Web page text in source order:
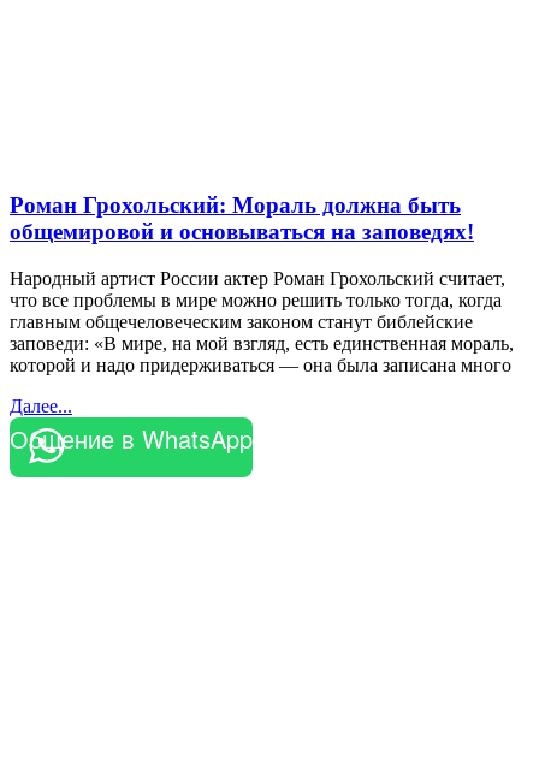
Роман Грохольский: Мораль должна быть
общемировой и основываться на заповедях!
Народный артист России актер Роман Грохольский считает,
что все проблемы в мире можно решить только тогда, когда
главным общечеловеческим законом станут библейские
заповеди: «В мире, на мой взгляд, есть единственная мораль,
которой и надо придерживаться — она была записана много
Далее...
Общение в WhatsApp